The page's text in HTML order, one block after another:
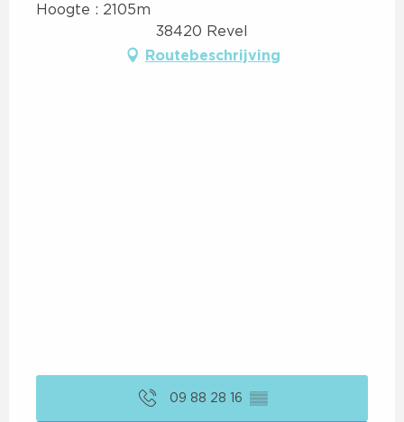
Hoogte : 2105m
38420 Revel
Routebeschrijving
09 88 28 16 ▒▒